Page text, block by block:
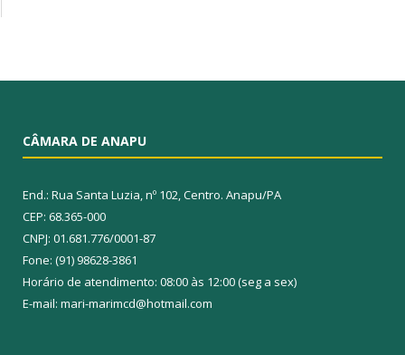
CÂMARA DE ANAPU
End.: Rua Santa Luzia, nº 102, Centro. Anapu/PA
CEP: 68.365-000
CNPJ: 01.681.776/0001-87
Fone: (91) 98628-3861
Horário de atendimento: 08:00 às 12:00 (seg a sex)
E-mail: mari-marimcd@hotmail.com